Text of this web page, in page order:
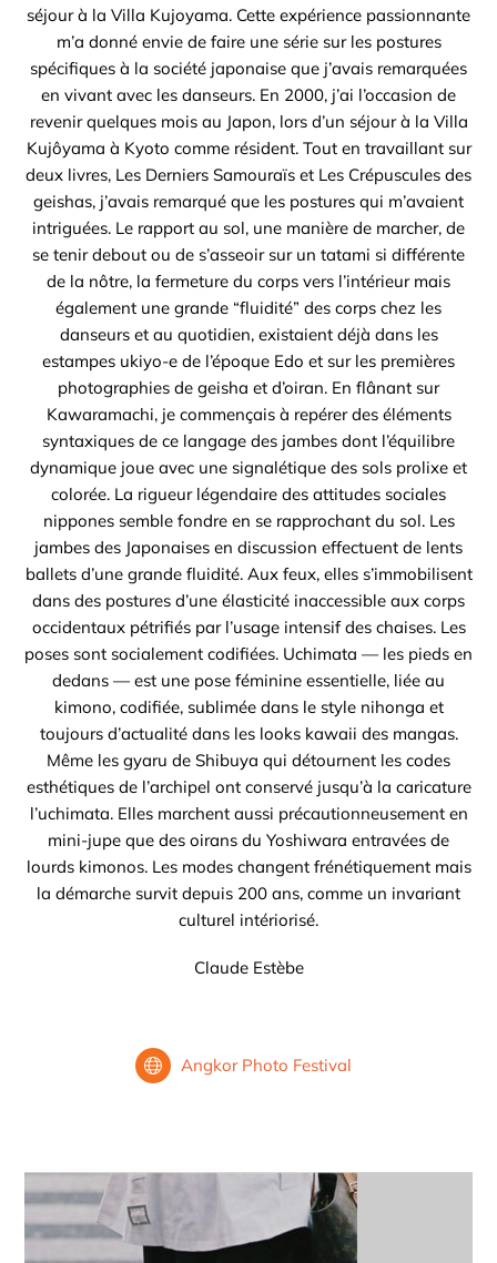
séjour à la Villa Kujoyama. Cette expérience passionnante
m’a donné envie de faire une série sur les postures
spécifiques à la société japonaise que j’avais remarquées
en vivant avec les danseurs. En 2000, j’ai l’occasion de
revenir quelques mois au Japon, lors d’un séjour à la Villa
Kujôyama à Kyoto comme résident. Tout en travaillant sur
deux livres, Les Derniers Samouraïs et Les Crépuscules des
geishas, j’avais remarqué que les postures qui m’avaient
intriguées. Le rapport au sol, une manière de marcher, de
se tenir debout ou de s’asseoir sur un tatami si différente
de la nôtre, la fermeture du corps vers l’intérieur mais
également une grande “fluidité” des corps chez les
danseurs et au quotidien, existaient déjà dans les
estampes ukiyo-e de l’époque Edo et sur les premières
photographies de geisha et d’oiran. En flânant sur
Kawaramachi, je commençais à repérer des éléments
syntaxiques de ce langage des jambes dont l’équilibre
dynamique joue avec une signalétique des sols prolixe et
colorée. La rigueur légendaire des attitudes sociales
nippones semble fondre en se rapprochant du sol. Les
jambes des Japonaises en discussion effectuent de lents
ballets d’une grande fluidité. Aux feux, elles s’immobilisent
dans des postures d’une élasticité inaccessible aux corps
occidentaux pétrifiés par l’usage intensif des chaises. Les
poses sont socialement codifiées. Uchimata — les pieds en
dedans — est une pose féminine essentielle, liée au
kimono, codifiée, sublimée dans le style nihonga et
toujours d’actualité dans les looks kawaii des mangas.
Même les gyaru de Shibuya qui détournent les codes
esthétiques de l’archipel ont conservé jusqu’à la caricature
l’uchimata. Elles marchent aussi précautionneusement en
mini-jupe que des oirans du Yoshiwara entravées de
lourds kimonos. Les modes changent frénétiquement mais
la démarche survit depuis 200 ans, comme un invariant
culturel intériorisé.
Claude Estèbe
Angkor Photo Festival